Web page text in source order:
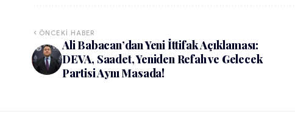
ÖNCEKI HABER
Ali Babacan’dan Yeni İttifak Açıklaması:
DEVA, Saadet, Yeniden Refah ve Gelecek
Partisi Aynı Masada!